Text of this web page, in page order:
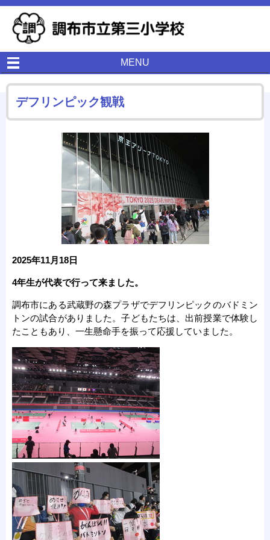
MENU
デフリンピック観戦
2025年11月18日
4年生が代表で行って来ました。
調布市にある武蔵野の森プラザでデフリンピックのバドミン
トンの試合がありました。子どもたちは、出前授業で体験し
たこともあり、一生懸命手を振って応援していました。